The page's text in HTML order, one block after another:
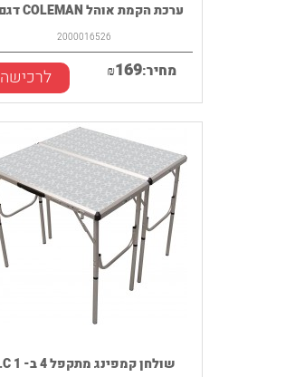
ערכת הקמת אוהל COLEMAN דגם ...
2000016526
מחיר: ₪169 לרכישה
שולחן קמפינג מתקפל 4 ב- 1 C...